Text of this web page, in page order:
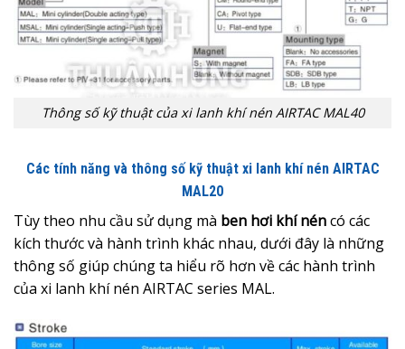
Thông số kỹ thuật của xi lanh khí nén AIRTAC MAL40
Các tính năng và thông số kỹ thuật xi lanh khí nén AIRTAC
MAL20
Tùy theo nhu cầu sử dụng mà ben hơi khí néncó các
kích thước và hành trình khác nhau, dưới đây là những
thông số giúp chúng ta hiểu rõ hơn về các hành trình
của xi lanh khí nén AIRTAC series MAL.